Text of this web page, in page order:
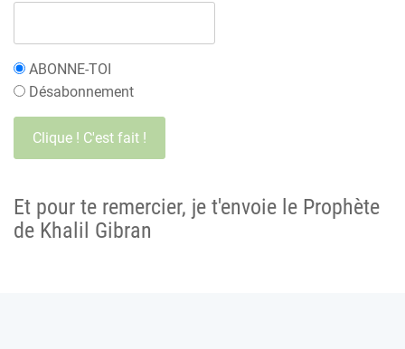
ABONNE-TOI
Désabonnement
Et pour te remercier, je t'envoie le Prophète
de Khalil Gibran